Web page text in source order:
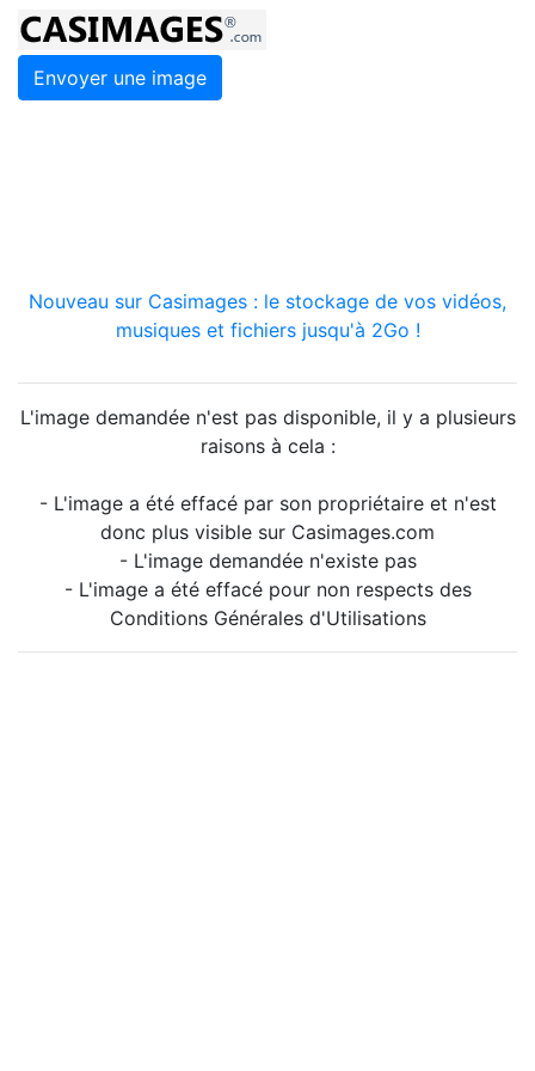
Envoyer une image
Nouveau sur Casimages : le stockage de vos vidéos,
musiques et fichiers jusqu'à 2Go !
L'image demandée n'est pas disponible, il y a plusieurs
raisons à cela :
- L'image a été effacé par son propriétaire et n'est
donc plus visible sur Casimages.com
- L'image demandée n'existe pas
- L'image a été effacé pour non respects des
Conditions Générales d'Utilisations